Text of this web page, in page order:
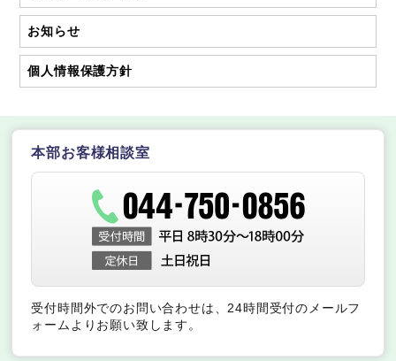
お知らせ
個人情報保護方針
本部お客様相談室
受付時間外でのお問い合わせは、24時間受付のメールフ
ォームよりお願い致します。